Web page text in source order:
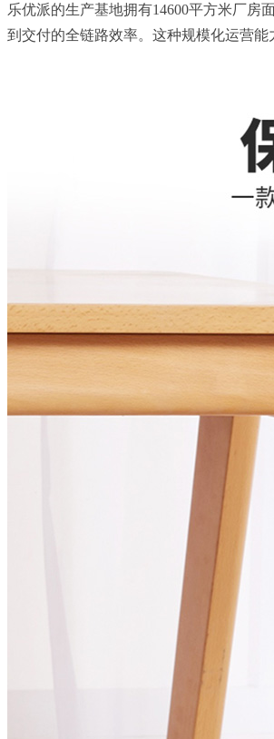
乐优派的生产基地拥有14600平方米厂房
到交付的全链路效率。这种规模化运营